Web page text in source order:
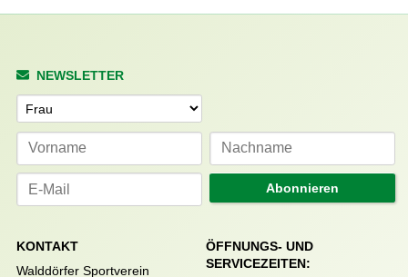
NEWSLETTER
Anrede
Abonnieren
KONTAKT
Walddörfer Sportverein
ÖFFNUNGS- UND
SERVICEZEITEN: